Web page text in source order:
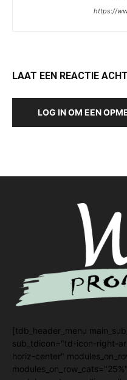
https://
LAAT EEN REACTIE
LOG IN OM EEN
[tdb_header_menu
sub_tdicon="td-icon-right-
horiz-center"